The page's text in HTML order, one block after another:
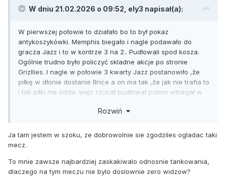
W dniu 21.02.2026 o 09:52, ely3 napisał(a):
W pierwszej połowie to działało bo to był pokaz
antykoszykówki. Memphis biegało i nagle podawało do
gracza Jazz i to w kontrze 3 na 2.. Pudłowali spod kosza.
Ogólnie trudno było policzyć skladne akcje po stronie
Grizllies. I nagle w połowie 3 kwarty Jazz postanowiło ,że
piłkę w dłonie dostanie Brice a on ma tak ,że jak nie trafia to
i tak piłki nie odda. więc rzucał pudłował potem wbiegał w
trafiać choć nawet wtedy na początku 4 kwarty już nie
się zorientowali ,że JAzz nadal sabotuje mecz i nie mają
zamiaru wygrać to na 2,5 minuty do końca Memphis
mieli 5 strat i jedno pudło w 6 kolejnych akcjach. JEden z
najbardziej dysfunkcyjnych meczów w mojej historii
Rozwiń
Ja tam jestem w szoku, ze dobrowolnie sie zgodziles ogladac taki
mecz.
To mnie zawsze najbardziej zaskakiwalo odnosnie tankowania,
dlaczego na tym meczu nie bylo doslownie zero widzow?